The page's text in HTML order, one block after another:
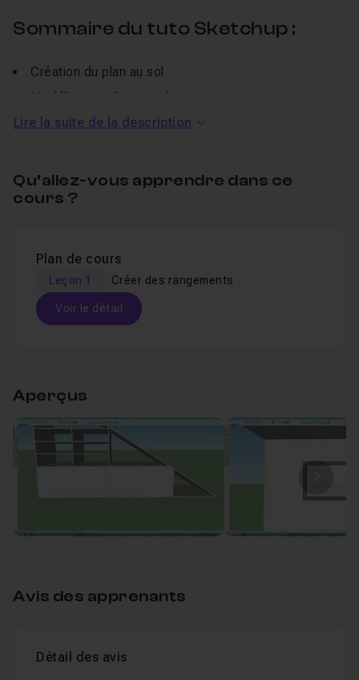
Sommaire du tuto Sketchup :
Création du plan au sol
Modélisation d'un escalier
Création d'un meuble de rangement sur mesure
Lire la suite de la description
Qu’allez-vous apprendre dans ce
cours ?
Plan de cours
Leçon 1 Créer des rangements
Voir le détail
Aperçus
Avis des apprenants
Détail des avis